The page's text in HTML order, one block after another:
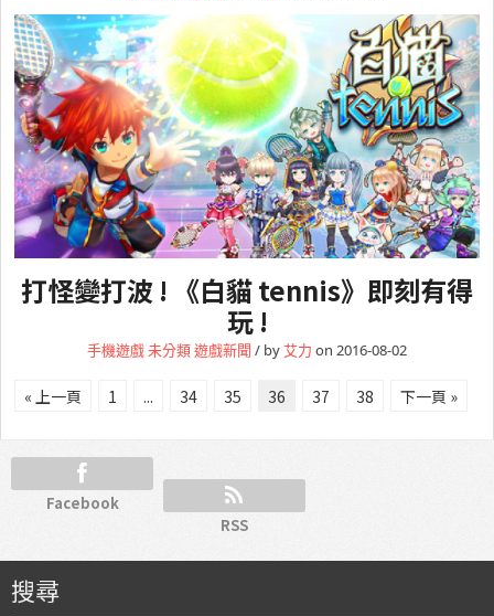
打怪變打波 ! 《白貓 tennis》即刻有得
玩 !
手機遊戲未分類遊戲新聞 / by艾力 on 2016-08-02
« 上一頁 1 ... 34 35 36 37 38 下一頁 »
Facebook
RSS
搜尋